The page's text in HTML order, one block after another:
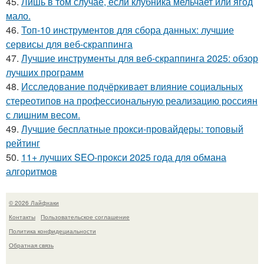
мало.
46. Топ-10 инструментов для сбора данных: лучшие
сервисы для веб-скраппинга
47. Лучшие инструменты для веб-скраппинга 2025: обзор
лучших программ
48. Исследование подчёркивает влияние социальных
стереотипов на профессиональную реализацию россиян
с лишним весом.
49. Лучшие бесплатные прокси-провайдеры: топовый
рейтинг
50. 11+ лучших SEO-прокси 2025 года для обмана
алгоритмов
© 2026 Лайфхаки
Контакты
Пользовательское соглашение
Политика конфидециальности
Обратная связь